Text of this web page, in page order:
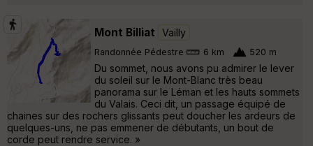
Mont Billiat Vailly
Randonnée Pédestre 6 km 520 m
Du sommet, nous avons pu admirer le lever
du soleil sur le Mont-Blanc très beau
panorama sur le Léman et les hauts sommets
du Valais. Ceci dit, un passage équipé de
chaines sur des rochers glissants peut doucher les ardeurs de
quelques-uns, ne pas emmener de débutants, un bout de
corde peut rendre service. »